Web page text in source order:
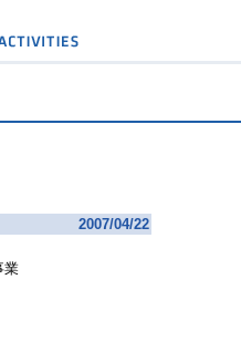
2007/04/22
業